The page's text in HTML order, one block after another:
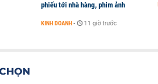
phiếu tới nhà hàng, phim ảnh
KINH DOANH - 11 giờ trước